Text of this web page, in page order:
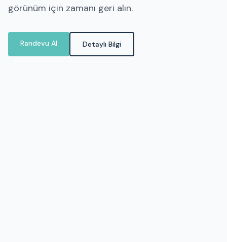
görünüm için zamanı geri alın.
Randevu Al Detaylı Bilgi